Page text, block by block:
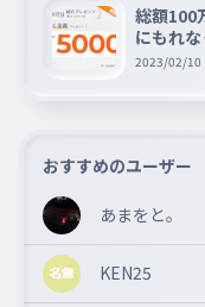
総額100
にもれ
ゼントキ
2023/02/10
おすすめのユーザー
あまをと。
KEN25